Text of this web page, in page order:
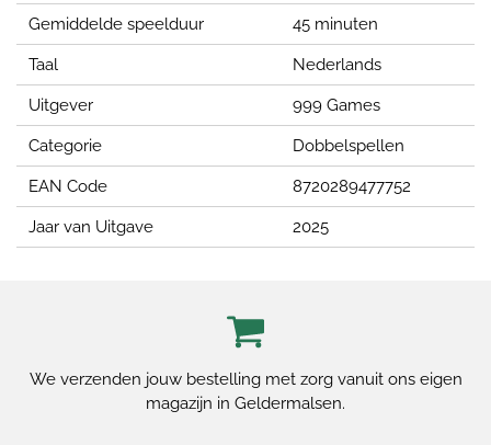
Gemiddelde speelduur 45 minuten
Taal Nederlands
Uitgever 999 Games
Categorie Dobbelspellen
EAN Code 8720289477752
Jaar van Uitgave 2025
We verzenden jouw bestelling met zorg vanuit ons eigen
magazijn in Geldermalsen.